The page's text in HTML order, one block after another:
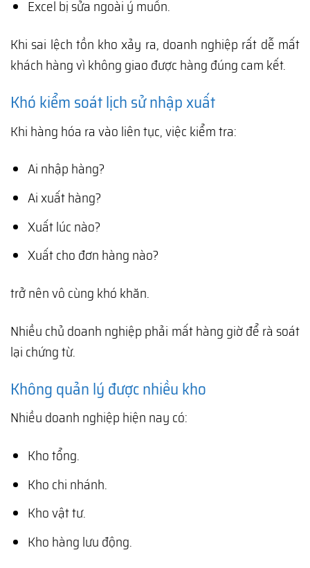
Excel bị sửa ngoài ý muốn.
Khi sai lệch tồn kho xảy ra, doanh nghiệp rất dễ mất
khách hàng vì không giao được hàng đúng cam kết.
Khó kiểm soát lịch sử nhập xuất
Khi hàng hóa ra vào liên tục, việc kiểm tra:
Ai nhập hàng?
Ai xuất hàng?
Xuất lúc nào?
Xuất cho đơn hàng nào?
trở nên vô cùng khó khăn.
Nhiều chủ doanh nghiệp phải mất hàng giờ để rà soát
lại chứng từ.
Không quản lý được nhiều kho
Nhiều doanh nghiệp hiện nay có:
Kho tổng.
Kho chi nhánh.
Kho vật tư.
Kho hàng lưu động.